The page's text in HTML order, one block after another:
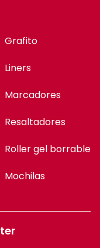
Resaltadores
Roller gel borrable
Mochilas